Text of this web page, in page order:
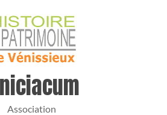
Association